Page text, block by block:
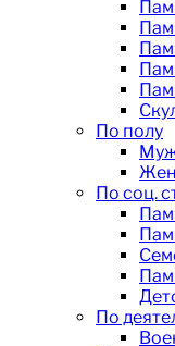
По полу
По соц.
По